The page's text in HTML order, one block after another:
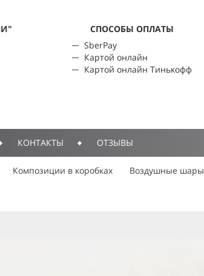
CПОСОБЫ ОПЛАТЫ
SberPay
Картой онлайн
Картой онлайн Тинькофф
КОНТАКТЫ ОТЗЫВЫ
Композиции в коробках Воздушные шары